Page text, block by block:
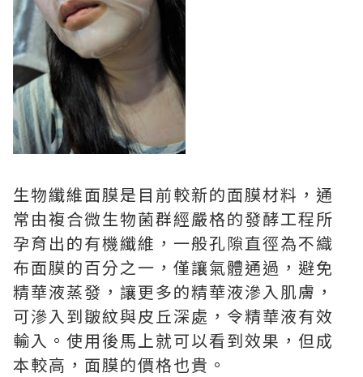
生物纖維面膜是目前較新的面膜材料，通
常由複合微生物菌群經嚴格的發酵工程所
孕育出的有機纖維，一般孔隙直徑為不織
布面膜的百分之一，僅讓氣體通過，避免
精華液蒸發，讓更多的精華液滲入肌膚，
可滲入到皺紋與皮丘深處，令精華液有效
輸入。使用後馬上就可以看到效果，但成
本較高，面膜的價格也貴。